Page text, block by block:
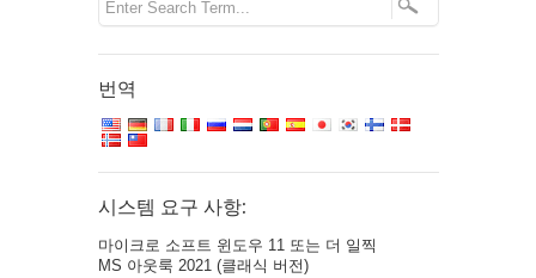
번역
시스템 요구 사항:
마이크로 소프트 윈도우 11 또는 더 일찍
MS 아웃룩 2021 (클래식 버전)